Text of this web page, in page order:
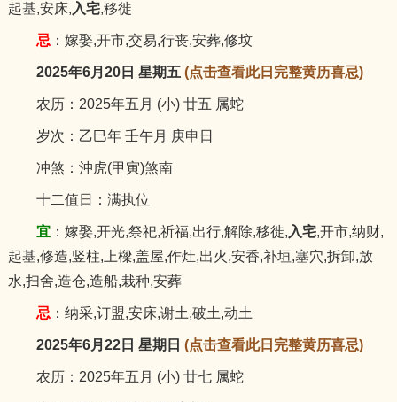
起基,安床, 入宅,移徙
忌 ：嫁娶,开市,交易,行丧,安葬,修坟
2025年6月20日 星期五 (点击查看此日完整黄历喜忌)
农历：2025年五月 (小) 廿五 属蛇
岁次：乙巳年 壬午月 庚申日
冲煞：沖虎(甲寅)煞南
十二值日：满执位
宜：嫁娶,开光,祭祀,祈福,出行,解除,移徙, 入宅,开市,纳财,
起基,修造,竖柱,上樑,盖屋,作灶,出火,安香,补垣,塞穴,拆卸,放
水,扫舍,造仓,造船,栽种,安葬
忌 ：纳采,订盟,安床,谢土,破土,动土
2025年6月22日 星期日 (点击查看此日完整黄历喜忌)
农历：2025年五月 (小) 廿七 属蛇